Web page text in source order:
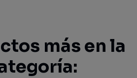
más en la